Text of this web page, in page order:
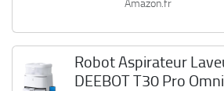
Amazon.fr
Robot Aspirateur
DEEBOT T30 Pro